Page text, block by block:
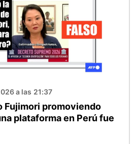
a las 21:37
Fujimori promoviendo
plataforma en Perú fue